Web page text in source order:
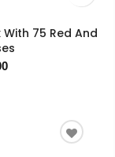
75 Red And